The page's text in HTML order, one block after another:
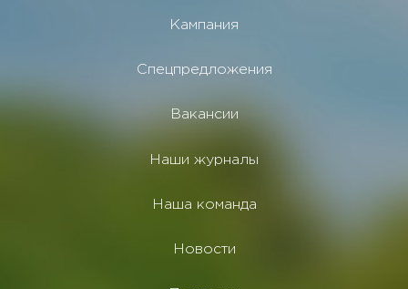
Кампания
Спецпредложения
Вакансии
Наши журналы
Наша команда
Новости